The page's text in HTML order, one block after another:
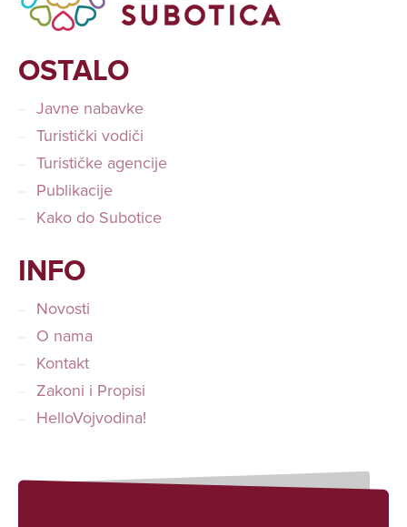
OSTALO
Javne nabavke
Turistički vodiči
Turističke agencije
Publikacije
Kako do Subotice
INFO
Novosti
O nama
Kontakt
Zakoni i Propisi
HelloVojvodina!